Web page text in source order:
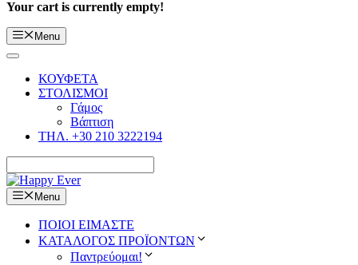
Your cart is currently empty!
Menu
ΚΟΥΦΕΤΑ
ΣΤΟΛΙΣΜΟΙ
Γάμος
Βάπτιση
ΤΗΛ. +30 210 3222194
Menu
ΠΟΙΟΙ ΕΙΜΑΣΤΕ
ΚΑΤΑΛΟΓΟΣ ΠΡΟΪΟΝΤΩΝ
Παντρεύομαι!